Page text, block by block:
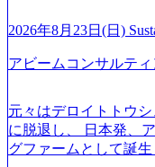
能 社内転職が活発で
ことが可能 事業開発
ス」型の組織体。社
165942_70f09968-1b27-
p ## 働き方／WLB／
スがあり、 働き甲斐
ジタル人材育成の支援
2/Accenture-Recruiting-
rs/corporate/document/
のキャリアブログ
careers-blog) 江川社長
kkei.com/atcl/gen/19/
2026年8月23日(日)
アビームコンサルテ
元々はデロイトトウ
に脱退し、 日本発、
グファームとして誕